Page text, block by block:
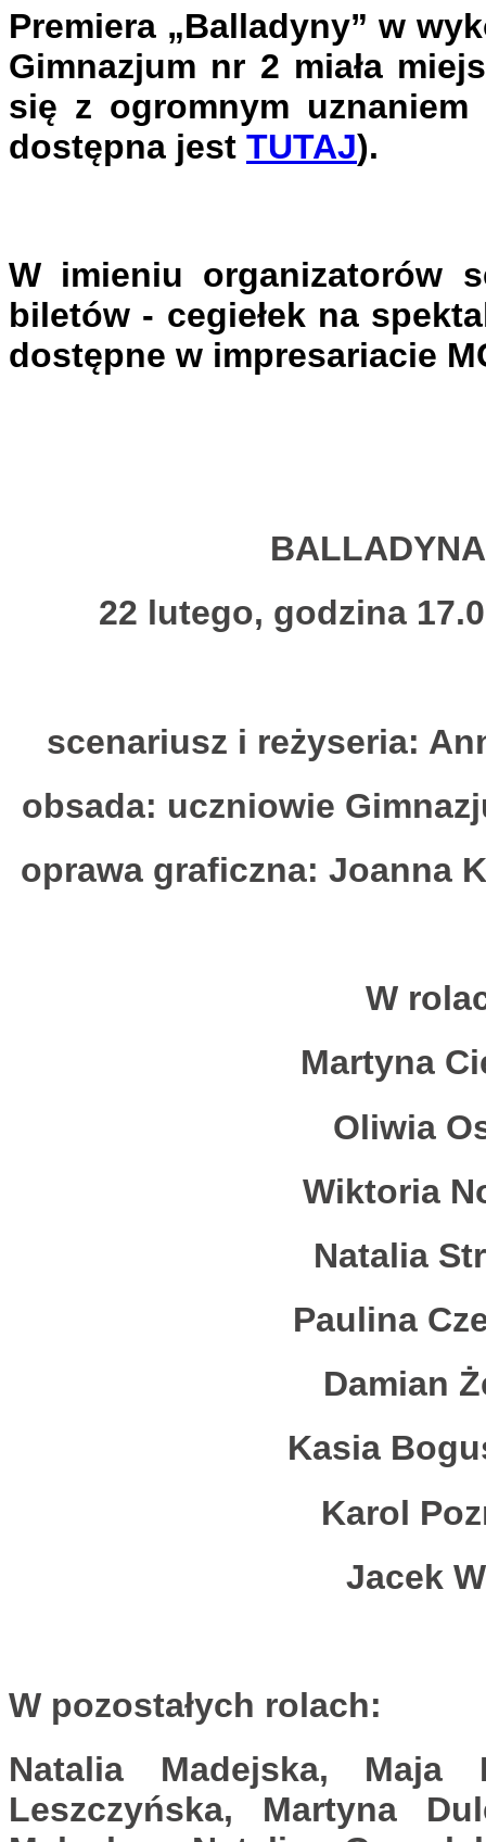
Premiera „Balladyny” w
Gimnazjum nr 2 miała
się z ogromnym
dostępna jest TUTAJ).
W imieniu organizatorów
biletów - cegiełek na
dostępne w impresariacie
22 lutego, godzina
scenariusz i reżyseria:
obsada: uczniowie
oprawa graficzna: Joanna
W
Martyna
Oliwia
Wiktoria
Natalia
Paulina
Damian
Kasia
Karol
Jacek
W pozostałych rolach:
Natalia Madejska, Maja
Leszczyńska, Martyna